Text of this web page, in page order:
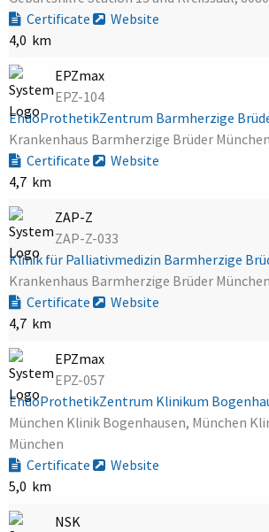
Certificate
Website
4,0 km
EPZmax
EPZ-104
EndoProthetikZentrum Barmherzige
Krankenhaus Barmherzige Brüder
Certificate
Website
4,7 km
ZAP-Z
ZAP-Z-033
Klinik für Palliativmedizin Barmherzige
Krankenhaus Barmherzige Brüder
Certificate
Website
4,7 km
EPZmax
EPZ-057
EndoProthetikZentrum Klinikum
München Klinik Bogenhausen, München
München
Certificate
Website
5,0 km
NSK